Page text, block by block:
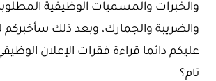
والخبرات والمسميات الوظيفية
والضريبة والجمارك، وبعد ذلك سأخبركم
عليكم دائما قراءة فقرات الإعلان
تام؟